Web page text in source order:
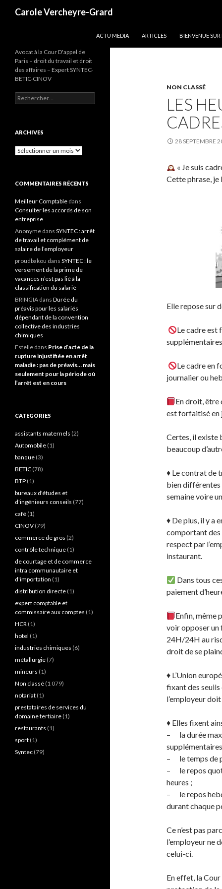
Carole Vercheyre-Grard
ACTU MEDIA
ARTICLES BIENVENUE
NON CLASSÉ
LES
28 SEPTEMBRE
« Je suis
Cette phrase, je
Elle repose sur
Le cadre est
Le cadre en
journalier ou
En droit, être
est forfaitisé en
Certes, il existe
beaucoup
♦️ Le contrat de
bien différentes
semaine voire
♦️ De plus, il y a
comportant des
respect par
instaurant.
Dans tous
paiement
Enfin, même
voir opposer un
24H/24H au
droit de se
♦️ L’Union
fixant des
l’employeur
♦️ Elles fixent
– la durée
– le temps de
– le repos
heures ;
– le repos
durant chaque
Ce n’est pas
l’employeur ne
celui-ci.
En effet, la
Avocat à la Cour D'appel de
Paris – droit du travail et droit
des affaires – Expert SYNTEC-
BETIC-CINOV
Rechercher :
ARCHIVES
Archives
COMMENTAIRES RÉCENTS
Meilleur Comptable dans
Consulter les accords de son
entreprise
Anonyme dans SYNTEC : arrêt
de travail et complément de
salaire de l’employeur
proudbakou dans SYNTEC : le
versement de la prime de
vacances n’est pas lié à la
classification du salarié
BRINGIA dans Durée du
préavis pour les salariés
dépendant de la convention
collective des industries
chimiques
Estelle dans Prise d’acte de la
rupture injustifiée en arrêt
maladie : pas de préavis… mais
seulement pour la période où
l’arrêt est en cours
CATÉGORIES
assistants maternels (2)
Automobile (1)
banque (3)
BETIC (78)
BTP (1)
bureaux d'études et
d'ingénieurs conseils (77)
café (1)
CINOV (79)
commerce de gros (2)
contrôle technique (1)
de courtage et de commerce
intra communautaire et
d'importation (1)
distribution directe (1)
expert comptable et
commissaire aux comptes (1)
HCR (1)
hotel (1)
industries chimiques (6)
métallurgie (7)
mineurs (1)
Non classé (1 079)
notariat (1)
prestataires de services du
domaine tertiaire (1)
restaurants (1)
sport (1)
Syntec (79)